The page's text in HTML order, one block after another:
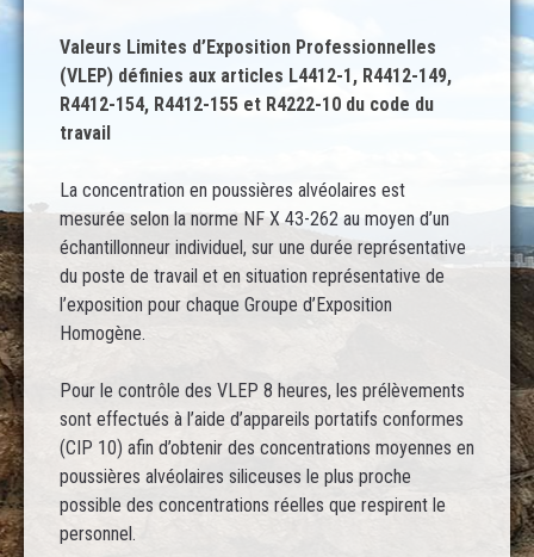
Valeurs Limites d’Exposition Professionnelles
(VLEP) définies aux articles L4412-1, R4412-149,
R4412-154, R4412-155 et R4222-10 du code du
travail
La concentration en poussières alvéolaires est
mesurée selon la norme NF X 43-262 au moyen d’un
échantillonneur individuel, sur une durée représentative
du poste de travail et en situation représentative de
l’exposition pour chaque Groupe d’Exposition
Homogène.
Pour le contrôle des VLEP 8 heures, les prélèvements
sont effectués à l’aide d’appareils portatifs conformes
(CIP 10) afin d’obtenir des concentrations moyennes en
poussières alvéolaires siliceuses le plus proche
possible des concentrations réelles que respirent le
personnel.